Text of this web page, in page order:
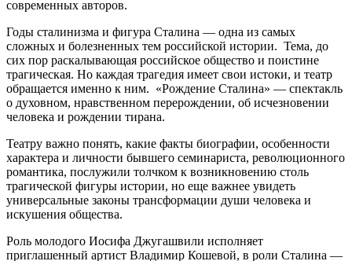
современных авторов.
Годы сталинизма и фигура Сталина — одна из самых
сложных и болезненных тем российской истории. Тема, до
сих пор раскалывающая российское общество и поистине
трагическая. Но каждая трагедия имеет свои истоки, и театр
обращается именно к ним. «Рождение Сталина» — спектакль
о духовном, нравственном перерождении, об исчезновении
человека и рождении тирана.
Театру важно понять, какие факты биографии, особенности
характера и личности бывшего семинариста, революционного
романтика, послужили толчком к возникновению столь
трагической фигуры истории, но еще важнее увидеть
универсальные законы трансформации души человека и
искушения общества.
Роль молодого Иосифа Джугашвили исполняет
приглашенный артист Владимир Кошевой, в роли Сталина —